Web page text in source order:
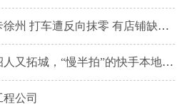
遭反向抹零 有店铺缺斤少两！徐州最新回应
，“慢半拍”的快手本地生活还有机会吗？
公司